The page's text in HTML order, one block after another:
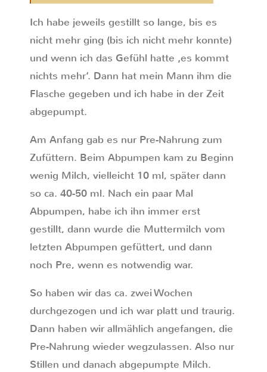
Ich habe jeweils gestillt so lange, bis es
nicht mehr ging (bis ich nicht mehr konnte)
und wenn ich das Gefühl hatte ‚es kommt
nichts mehr‘. Dann hat mein Mann ihm die
Flasche gegeben und ich habe in der Zeit
abgepumpt.
Am Anfang gab es nur Pre-Nahrung zum
Zufüttern. Beim Abpumpen kam zu Beginn
wenig Milch, vielleicht 10 ml, später dann
so ca. 40-50 ml. Nach ein paar Mal
Abpumpen, habe ich ihn immer erst
gestillt, dann wurde die Muttermilch vom
letzten Abpumpen gefüttert, und dann
noch Pre, wenn es notwendig war.
So haben wir das ca. zwei Wochen
durchgezogen und ich war platt und traurig.
Dann haben wir allmählich angefangen, die
Pre-Nahrung wieder wegzulassen. Also nur
Stillen und danach abgepumpte Milch.